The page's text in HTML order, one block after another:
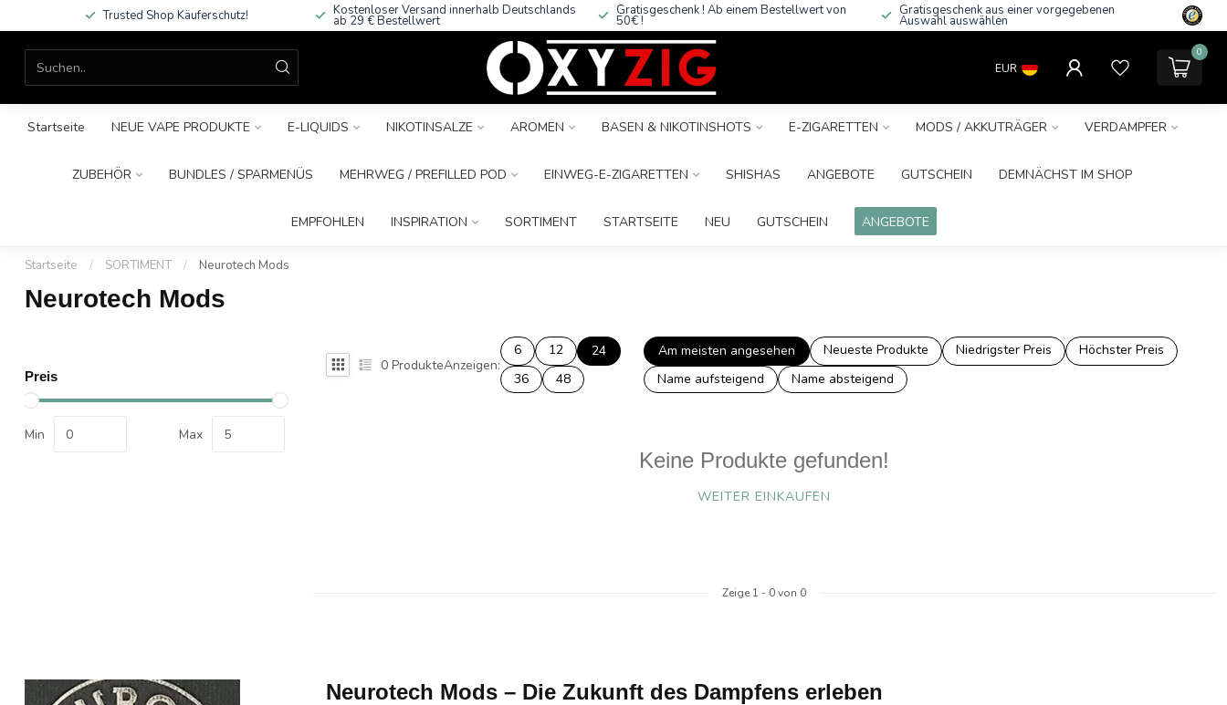
Trusted Shop Käuferschutz! Kostenloser Versand innerhalb Deutschlands
ab 29 € Bestellwert
Gratisgeschenk ! Ab einem Bestellwert von
50€ !
Gratisgeschenk aus einer vorgegebenen
Auswahl auswählen
EUR
0
Startseite NEUE VAPE PRODUKTE E-LIQUIDS NIKOTINSALZE AROMEN BASEN & NIKOTINSHOTS E-ZIGARETTEN MODS / AKKUTRÄGER VERDAMPFER
ZUBEHÖR BUNDLES / SPARMENÜS MEHRWEG / PREFILLED POD EINWEG-E-ZIGARETTEN SHISHAS ANGEBOTE GUTSCHEIN DEMNÄCHST IM SHOP
EMPFOHLEN INSPIRATION SORTIMENT STARTSEITE NEU GUTSCHEIN ANGEBOTE
Startseite / SORTIMENT / Neurotech Mods
Neurotech Mods
Preis
Min Max
0 ProdukteAnzeigen:
6 12
24
36
48
Am meisten angesehen Neueste Produkte Niedrigster Preis
Höchster Preis
Name aufsteigend
Name absteigend
Keine Produkte gefunden!
WEITER EINKAUFEN
Zeige 1 - 0von 0
Neurotech Mods – Die Zukunft des Dampfens erleben